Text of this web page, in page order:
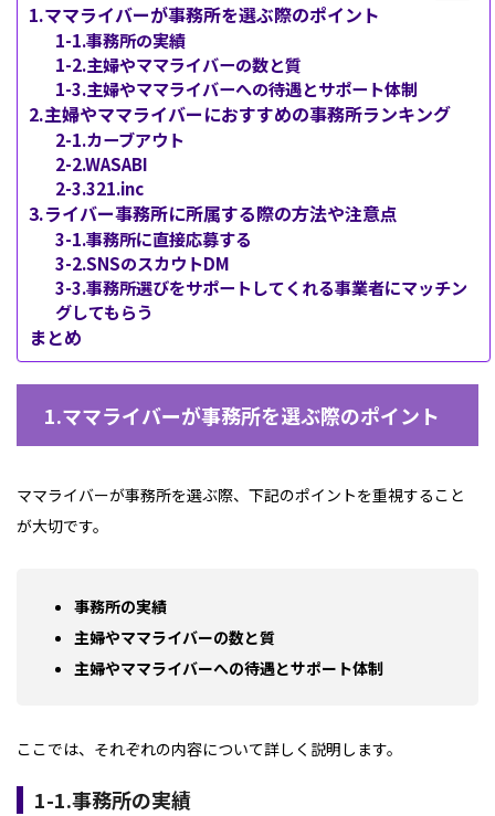
1.ママライバーが事務所を選ぶ際のポイント
1-1.事務所の実績
1-2.主婦やママライバーの数と質
1-3.主婦やママライバーへの待遇とサポート体制
2.主婦やママライバーにおすすめの事務所ランキング
2-1.カーブアウト
2-2.WASABI
2-3.321.inc
3.ライバー事務所に所属する際の方法や注意点
3-1.事務所に直接応募する
3-2.SNSのスカウトDM
3-3.事務所選びをサポートしてくれる事業者にマッチン
グしてもらう
まとめ
1.ママライバーが事務所を選ぶ際のポイント
ママライバーが事務所を選ぶ際、下記のポイントを重視すること
が大切です。
事務所の実績
主婦やママライバーの数と質
主婦やママライバーへの待遇とサポート体制
ここでは、それぞれの内容について詳しく説明します。
1-1.事務所の実績